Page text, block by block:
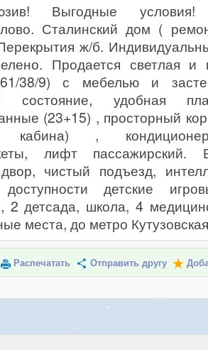
Выгодные
Сталинский дом (
ж/б.
Продается светлая и
38/9) с мебелью и
состояние, удобная
(23+15) , просторный
кабина) ,
лифт пассажирский.
чистый подъезд,
детские
2 детсада, школа, 4
места, до метро
Распечатать Отправить другу